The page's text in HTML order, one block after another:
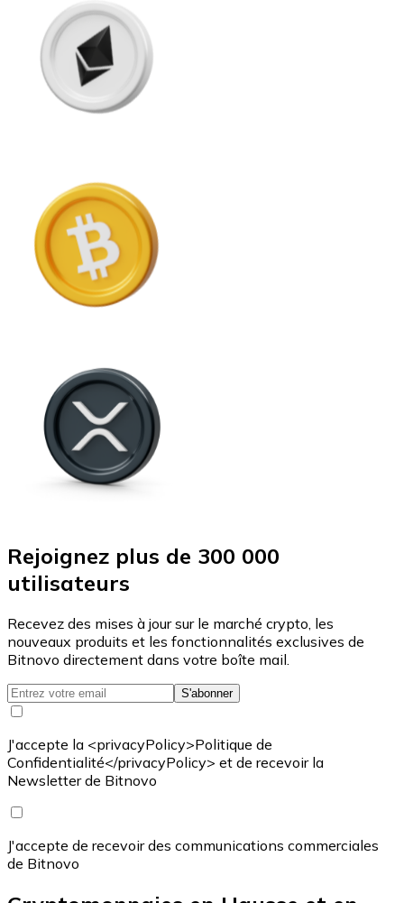
Rejoignez plus de 300 000
utilisateurs
Recevez des mises à jour sur le marché crypto, les
nouveaux produits et les fonctionnalités exclusives de
Bitnovo directement dans votre boîte mail.
S'abonner
J'accepte la <privacyPolicy>Politique de
Confidentialité</privacyPolicy> et de recevoir la
Newsletter de Bitnovo
J'accepte de recevoir des communications commerciales
de Bitnovo